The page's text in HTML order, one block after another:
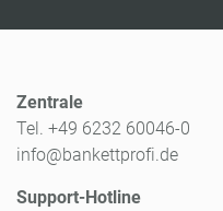
Zentrale
Tel. +49 6232 60046-0
info@bankettprofi.de
Support-Hotline